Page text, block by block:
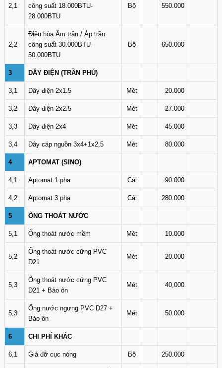
2,1
công suất 18.000BTU-
28.000BTU
Bộ 550.000
2,2
Điều hòa Âm trần / Áp trần
công suất 30.000BTU-
50.000BTU
Bộ 650.000
3 DÂY ĐIỆN (TRẦN PHÚ)
3,1 Dây điện 2x1.5 Mét 20.000
3,2 Dây điện 2x2.5 Mét 27.000
3,3 Dây điện 2x4 Mét 45.000
3,4 Dây cáp nguồn 3x4+1x2,5 Mét 80.000
4 APTOMAT (SINO)
4,1 Aptomat 1 pha Cái 90.000
4,2 Aptomat 3 pha Cái 280.000
5 ỐNG THOÁT NƯỚC
5,1 Ống thoát nước mềm Mét 10.000
5,2
Ống thoát nước cứng PVC
D21
Mét 20.000
5,3
Ống thoát nước cứng PVC
D21 + Bảo ôn
Mét 40,000
5,3
Ống nước ngưng PVC D27 +
Bảo ôn
Mét 50.000
6 CHI PHÍ KHÁC
6,1 Giá đỡ cục nóng Bộ 250.000